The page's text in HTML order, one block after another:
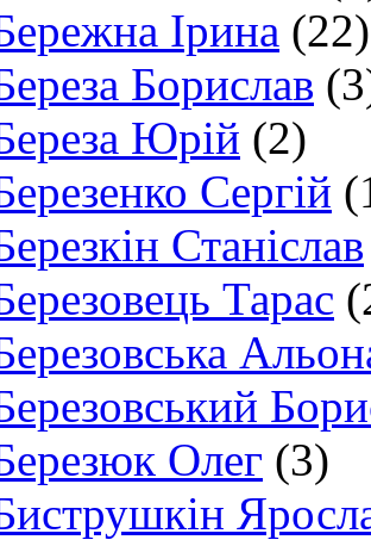
Ірина (22)
Борислав
Юрій (2)
Сергій
Станіслав
Тарас
Олег (3)